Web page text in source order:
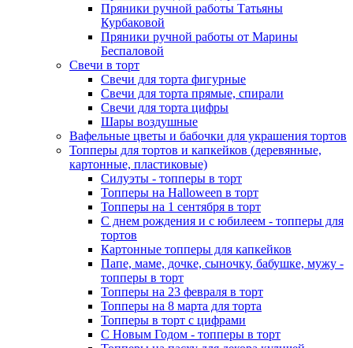
Пряники ручной работы Татьяны
Курбаковой
Пряники ручной работы от Марины
Беспаловой
Свечи в торт
Свечи для торта фигурные
Свечи для торта прямые, спирали
Свечи для торта цифры
Шары воздушные
Вафельные цветы и бабочки для украшения тортов
Топперы для тортов и капкейков (деревянные,
картонные, пластиковые)
Силуэты - топперы в торт
Топперы на Halloween в торт
Топперы на 1 сентября в торт
С днем рождения и с юбилеем - топперы для
тортов
Картонные топперы для капкейков
Папе, маме, дочке, сыночку, бабушке, мужу -
топперы в торт
Топперы на 23 февраля в торт
Топперы на 8 марта для торта
Топперы в торт с цифрами
С Новым Годом - топперы в торт